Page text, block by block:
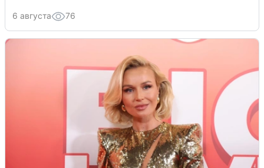
6 августа 76